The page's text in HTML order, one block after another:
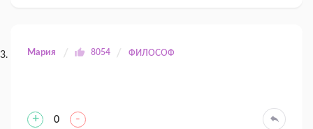
Мария 8054 ФИЛОСОФ
+ 0 -